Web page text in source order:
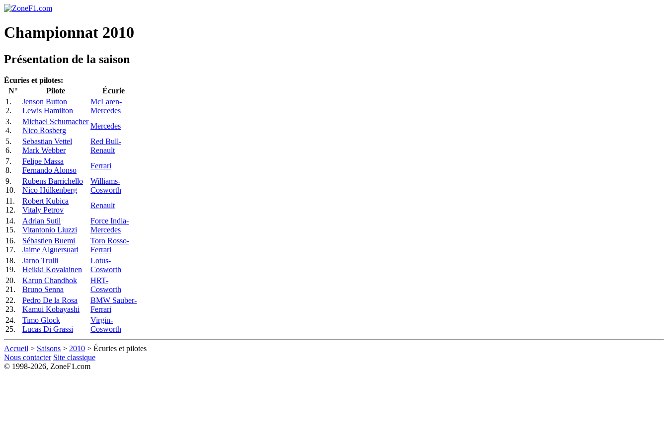
Championnat 2010
Présentation de la saison
Écuries et pilotes:
N°
Pilote
Écurie
1.
2.
Jenson Button
Lewis Hamilton
McLaren-
Mercedes
3.
4.
Michael Schumacher
Nico Rosberg
Mercedes
5.
6.
Sebastian Vettel
Mark Webber
Red Bull-
Renault
7.
8.
Felipe Massa
Fernando Alonso
Ferrari
9.
10.
Rubens Barrichello
Nico Hülkenberg
Williams-
Cosworth
11.
12.
Robert Kubica
Vitaly Petrov
Renault
14.
15.
Adrian Sutil
Vitantonio Liuzzi
Force India-
Mercedes
16.
17.
Sébastien Buemi
Jaime Alguersuari
Toro Rosso-
Ferrari
18.
19.
Jarno Trulli
Heikki Kovalainen
Lotus-
Cosworth
20.
21.
Karun Chandhok
Bruno Senna
HRT-
Cosworth
22.
23.
Pedro De la Rosa
Kamui Kobayashi
BMW Sauber-
Ferrari
24.
25.
Timo Glock
Lucas Di Grassi
Virgin-
Cosworth
Accueil > Saisons > 2010 > Écuries et pilotes
Nous contacter Site classique
© 1998-2026, ZoneF1.com